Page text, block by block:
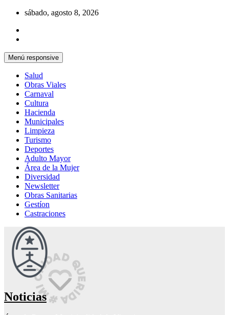
Saltar
contenido
sábado, agosto 8, 2026
Menú responsive
Salud
Obras Viales
Carnaval
Cultura
Hacienda
Municipales
Limpieza
Turismo
Deportes
Adulto Mayor
Área de la Mujer
Diversidad
Newsletter
Obras Sanitarias
Gestíon
Castraciones
Noticias